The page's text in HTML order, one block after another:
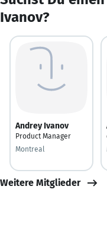
Ivanov?
Andrey Ivanov
Product Manager
Montreal
Weitere Mitglieder